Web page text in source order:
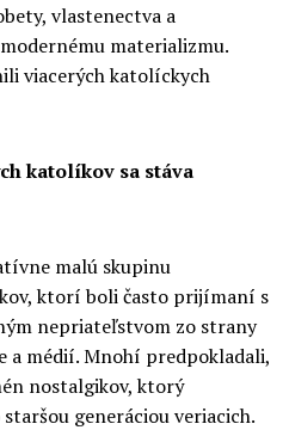
vlastenectva a
materializmu.
viacerých katolíckych
katolíkov sa stáva
malú skupinu
ktorí boli často prijímaní s
nepriateľstvom zo strany
a médií. Mnohí predpokladali,
nostalgikov, ktorý
generáciou veriacich.